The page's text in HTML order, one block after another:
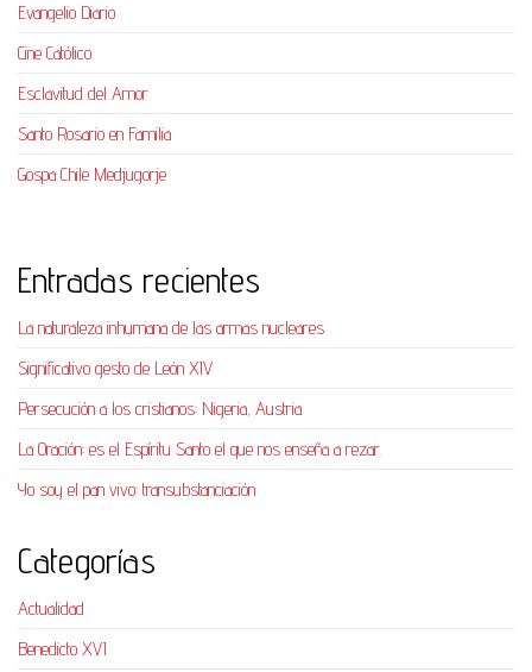
Evangelio Diario
Cine Católico
Esclavitud del Amor
Santo Rosario en Familia
Gospa Chile Medjugorje
Entradas recientes
La naturaleza inhumana de las armas nucleares
Significativo gesto de León XIV
Persecución a los cristianos: Nigeria, Austria
La Oración: es el Espíritu Santo el que nos enseña a rezar.
Yo soy el pan vivo: transubstanciación
Categorías
Actualidad
Benedicto XVI